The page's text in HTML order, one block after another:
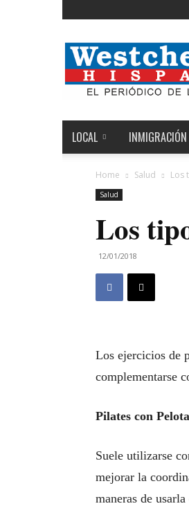
de
y
el
LOCAL INMIGRACIÓN
Home Salud Los
Salud
Los
12/01/2018
Los ejercicios de
complementarse
Pilates con Pelota
Suele utilizarse
mejorar la
maneras de